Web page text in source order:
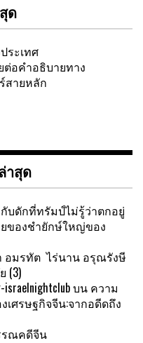
ด
ระเทศ
อคำอธิบายทาง
สายหลัก
าสุด
บดักที่ทรัมป์ไม่รู้ว่าตกอยู่
ของชำยักษ์ใหญ่ของ
อมรทัต ไร่นาน อรุณรังษี
(3)
דירות דיסקרטיות בבאר שבע-israelnightclubบน ความ
เศรษฐกิจจีน:จากอดีดถึง
รณคดีจีน